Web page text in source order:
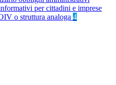
per cittadini e imprese
o struttura analoga 4